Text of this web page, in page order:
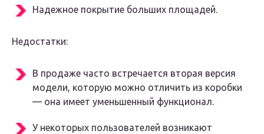
Надежное покрытие больших площадей.
Недостатки:
В продаже часто встречается вторая версия
модели, которую можно отличить из коробки
— она ​​имеет уменьшенный функционал.
У некоторых пользователей возникают